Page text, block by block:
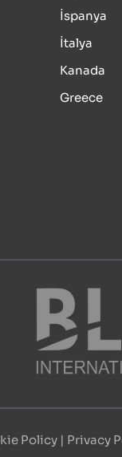
İspanya
İtalya
Kanada
Greece
Policy | Privacy